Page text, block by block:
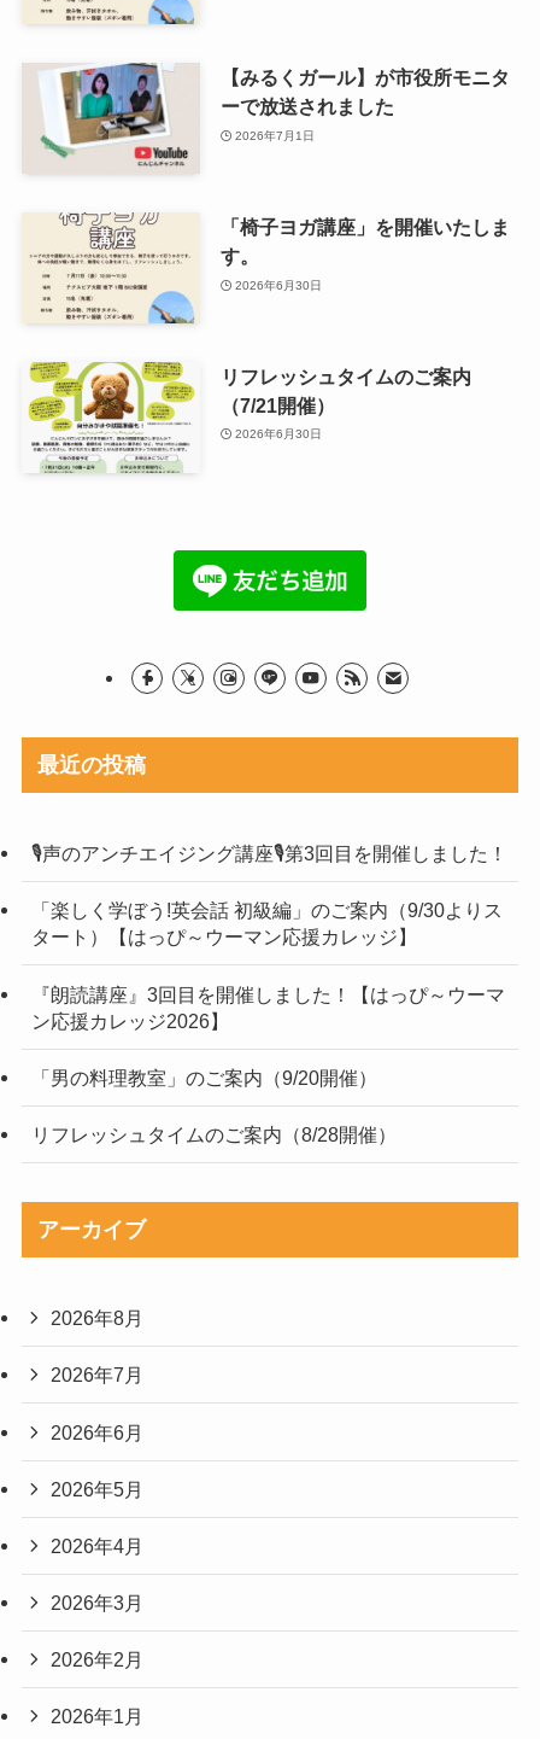
【みるくガール】が市役所モニタ
ーで放送されました
2026年7月1日
「椅子ヨガ講座」を開催いたしま
す。
2026年6月30日
リフレッシュタイムのご案内
（7/21開催）
2026年6月30日
最近の投稿
🎙声のアンチエイジング講座🎙第3回目を開催しました！
「楽しく学ぼう!英会話 初級編」のご案内（9/30よりス
タート）【はっぴ～ウーマン応援カレッジ】
『朗読講座』3回目を開催しました！【はっぴ～ウーマ
ン応援カレッジ2026】
「男の料理教室」のご案内（9/20開催）
リフレッシュタイムのご案内（8/28開催）
アーカイブ
2026年8月
2026年7月
2026年6月
2026年5月
2026年4月
2026年3月
2026年2月
2026年1月